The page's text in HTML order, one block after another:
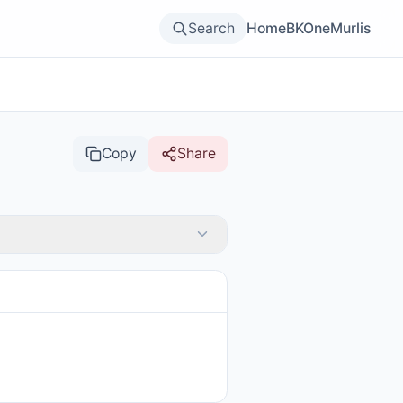
Search HomeBKOneMurlis
Copy Share